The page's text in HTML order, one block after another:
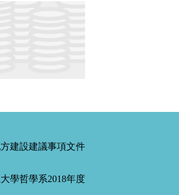
建設建議事項文件
學哲學系2018年度